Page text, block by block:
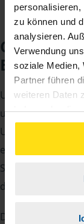
zu können und
analysieren.
Verwendung
soziale Medien,
Partner führen
weiteren Daten
haben oder die
gesammelt
können Sie der
unserer➔
Um Ihre
unsere
Unterlagen von
elektronische
die
Damit Sie sich